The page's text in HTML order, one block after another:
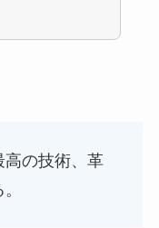
高の技術、革